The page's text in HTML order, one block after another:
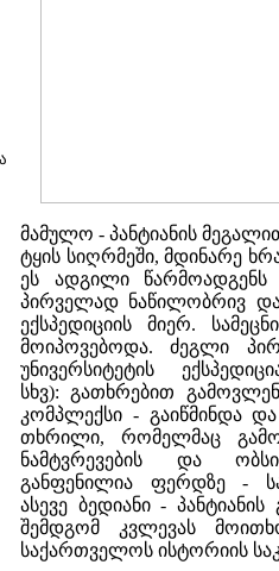
მამულო - პანტიანის
ტყის სიღრმეში, მდინარე
ეს ადგილი წარმოადგენს
პირველად ნაწილობრივ
ექსპედიციის მიერ.
მოიპოვებოდა. ძეგლი
უნივერსიტეტის
სხვ): გათხრებით
კომპლექსი - გაიწმინდა
თხრილი, რომელმაც
ნამტვრევების და
განფენილია ფერდზე -
ასევე ბედიანი -
შემდგომ კვლევას
საქართველოს ისტორიის